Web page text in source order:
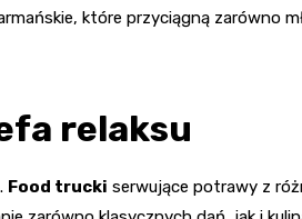
które przyciągną zarówno
relaksu
Food trucki serwujące potrawy z